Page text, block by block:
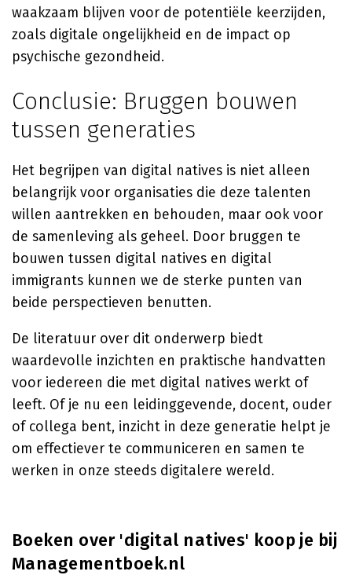
waakzaam blijven voor de potentiële keerzijden,
zoals digitale ongelijkheid en de impact op
psychische gezondheid.
Conclusie: Bruggen bouwen
tussen generaties
Het begrijpen van digital natives is niet alleen
belangrijk voor organisaties die deze talenten
willen aantrekken en behouden, maar ook voor
de samenleving als geheel. Door bruggen te
bouwen tussen digital natives en digital
immigrants kunnen we de sterke punten van
beide perspectieven benutten.
De literatuur over dit onderwerp biedt
waardevolle inzichten en praktische handvatten
voor iedereen die met digital natives werkt of
leeft. Of je nu een leidinggevende, docent, ouder
of collega bent, inzicht in deze generatie helpt je
om effectiever te communiceren en samen te
werken in onze steeds digitalere wereld.
Boeken over 'digital natives' koop je bij
Managementboek.nl